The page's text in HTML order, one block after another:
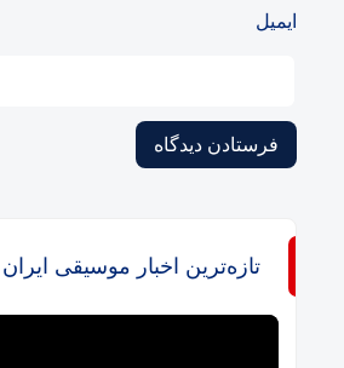
ایمیل
تازه‌ترین اخبار موسیقی ایران